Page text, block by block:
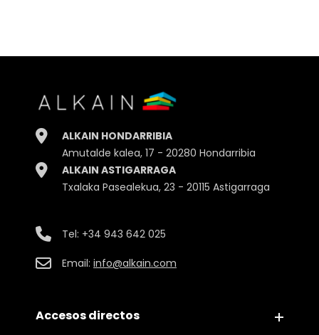
Alto 30.00cm.
Peso 3125gr.
Embalaje Caja
ALKAIN HONDARRIBIA
Amutalde kalea, 17 - 20280 Hondarribia
ALKAIN ASTIGARRAGA
Txalaka Pasealekua, 23 - 20115 Astigarraga
Tel: +34 943 642 025
Email: info@alkain.com
Accesos directos